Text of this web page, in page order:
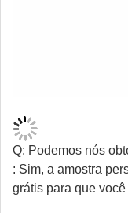
Q: Podemos nós
: Sim, a amostra
grátis para que